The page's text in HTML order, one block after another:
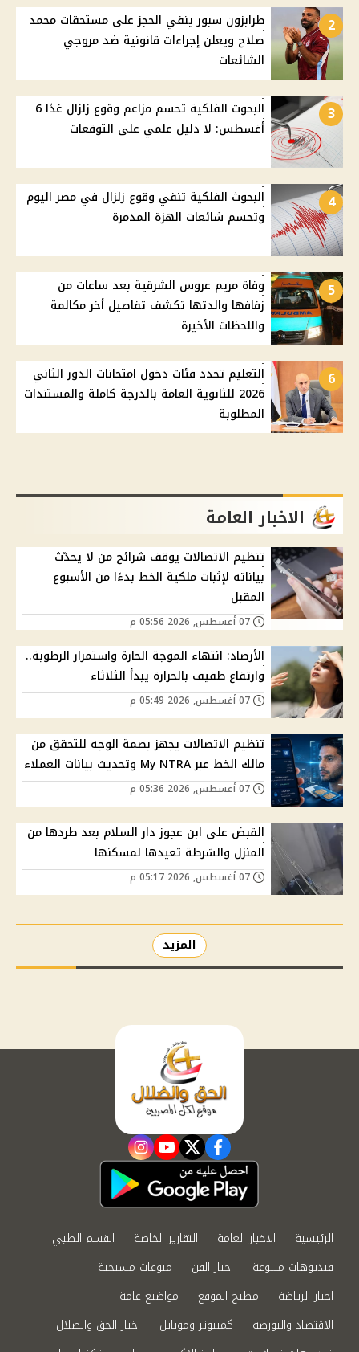
2
طرابزون سبور ينفي الحجز على مستحقات محمد
صلاح ويعلن إجراءات قانونية ضد مروجي
الشائعات
3
البحوث الفلكية تحسم مزاعم وقوع زلزال غدًا 6
أغسطس: لا دليل علمي على التوقعات
4
البحوث الفلكية تنفي وقوع زلزال في مصر اليوم
وتحسم شائعات الهزة المدمرة
5
وفاة مريم عروس الشرقية بعد ساعات من
زفافها والدتها تكشف تفاصيل أخر مكالمة
واللحظات الأخيرة
6
التعليم تحدد فئات دخول امتحانات الدور الثاني
2026 للثانوية العامة بالدرجة كاملة والمستندات
المطلوبة
الاخبار العامة
تنظيم الاتصالات يوقف شرائح من لا يحدّث
بياناته لإثبات ملكية الخط بدءًا من الأسبوع
المقبل
الأرصاد: انتهاء الموجة الحارة واستمرار الرطوبة..
وارتفاع طفيف بالحرارة يبدأ الثلاثاء
تنظيم الاتصالات يجهز بصمة الوجه للتحقق من
مالك الخط عبر My NTRA وتحديث بيانات العملاء
القبض على ابن عجوز دار السلام بعد طردها من
المنزل والشرطة تعيدها لمسكنها
المزيد
facebook
twitter
youtube
instagram
الرئيسية الاخبار العامة التقارير الخاصة
القسم الطبي
فيديوهات متنوعة
اخبار الفن
منوعات مسيحية
اخبار الرياضة
مطبخ الموقع
مواضيع عامة
الاقتصاد والبورصة
كمبيوتر وموبايل
اخبار الحق والضلال